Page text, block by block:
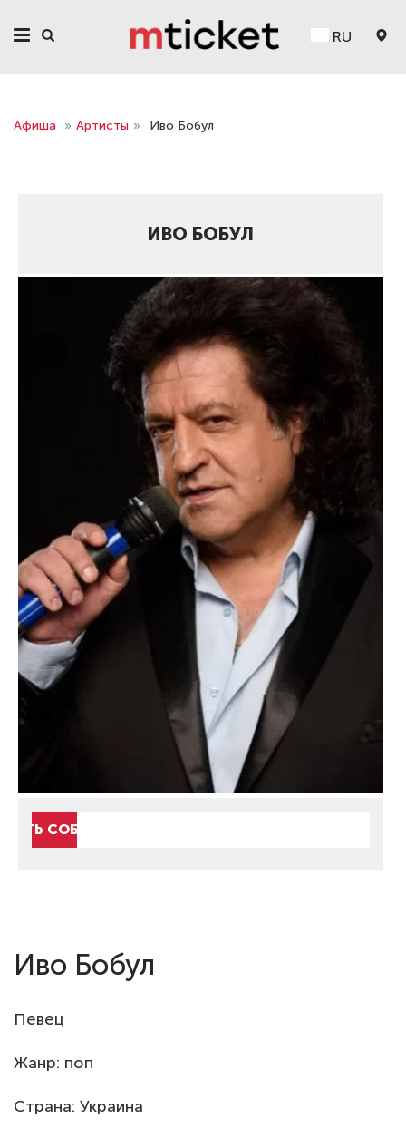
RU
Афиша » Артисты » Иво Бобул
ИВО БОБУЛ
СОБЫТИЯ
Иво Бобул
Певец
Жанр: поп
Страна: Украина